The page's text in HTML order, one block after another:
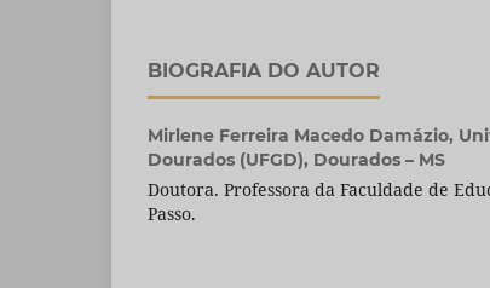
BIOGRAFIA DO AUTOR
Mirlene Ferreira Macedo Damázio,
Dourados (UFGD), Dourados – MS
Doutora. Professora da Faculdade de
Passo.